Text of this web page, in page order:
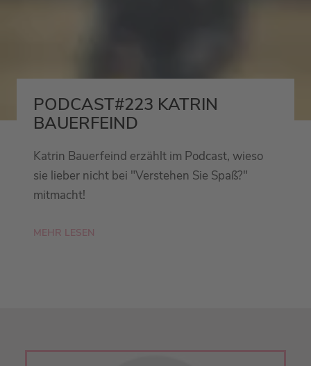
PODCAST#223 KATRIN
BAUERFEIND
Katrin Bauerfeind erzählt im Podcast, wieso
sie lieber nicht bei "Verstehen Sie Spaß?"
mitmacht!
MEHR LESEN